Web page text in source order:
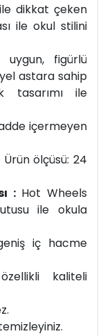
ile dikkat çeken
ile okul stilini
uygun, figürlü
astara sahip
tasarımı ile
içermeyen
ölçüsü: 24
:Hot Wheels
ile okula
iç hacme
kaliteli